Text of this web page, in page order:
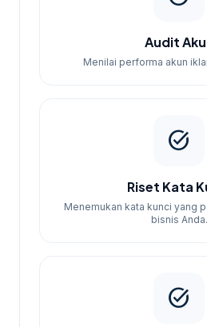
Audit
Menilai performa akun
task_alt
Riset Kata
Menemukan kata kunci yang
bisnis Anda.
task_alt